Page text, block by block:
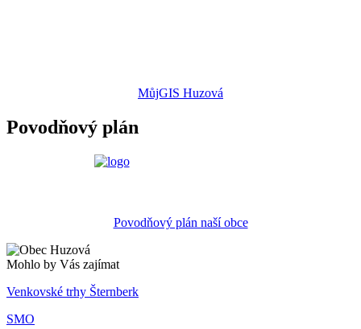
MůjGIS Huzová
Povodňový plán
Povodňový plán naší obce
Mohlo by Vás zajímat
Venkovské trhy Šternberk
SMO